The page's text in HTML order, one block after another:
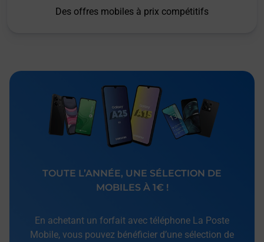
Des offres mobiles à prix compétitifs
TOUTE L’ANNÉE, UNE SÉLECTION DE
MOBILES À 1€ !
En achetant un forfait avec téléphone La Poste
Mobile, vous pouvez bénéficier d’une sélection de